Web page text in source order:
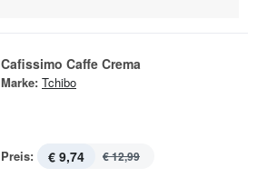
Cafissimo Caffe Crema
Marke: Tchibo
Preis: € 9,74 € 12,99